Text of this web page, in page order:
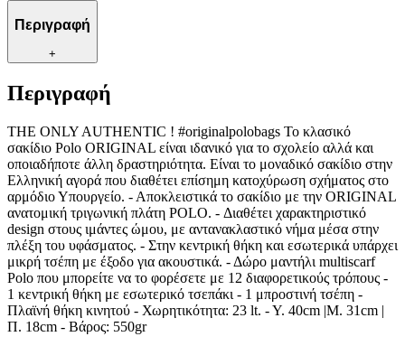
Περιγραφή
+
Περιγραφή
THE ONLY AUTHENTIC ! #originalpolobags Το κλασικό
σακίδιο Polo ORIGINAL είναι ιδανικό για το σχολείο αλλά και
οποιαδήποτε άλλη δραστηριότητα. Είναι τo μοναδικό σακίδιο στην
Ελληνική αγορά που διαθέτει επίσημη κατοχύρωση σχήματος στο
αρμόδιο Υπουργείο. - Αποκλειστικά το σακίδιο με την ORIGINAL
ανατομική τριγωνική πλάτη POLO. - Διαθέτει χαρακτηριστικό
design στους ιμάντες ώμου, με αντανακλαστικό νήμα μέσα στην
πλέξη του υφάσματος. - Στην κεντρική θήκη και εσωτερικά υπάρχει
μικρή τσέπη με έξοδο για ακουστικά. - Δώρο μαντήλι multiscarf
Polo που μπορείτε να το φορέσετε με 12 διαφορετικούς τρόπους -
1 κεντρική θήκη με εσωτερικό τσεπάκι - 1 μπροστινή τσέπη -
Πλαϊνή θήκη κινητού - Χωρητικότητα: 23 lt. - Y. 40cm |Μ. 31cm |
Π. 18cm - Βάρος: 550gr